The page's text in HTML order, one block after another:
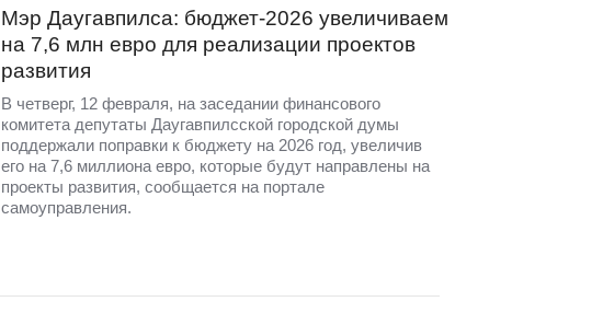
Мэр Даугавпилса: бюджет-2026 увеличиваем
на 7,6 млн евро для реализации проектов
развития
В четверг, 12 февраля, на заседании финансового
комитета депутаты Даугавпилсской городской думы
поддержали поправки к бюджету на 2026 год, увеличив
его на 7,6 миллиона евро, которые будут направлены на
проекты развития, сообщается на портале
самоуправления.